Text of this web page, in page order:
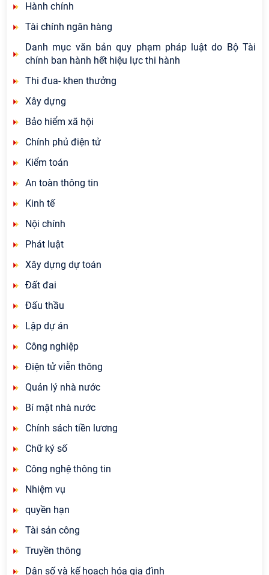
Hành chính
Tài chính ngân hàng
Danh mục văn bản quy phạm pháp luật do Bộ Tài
chính ban hành hết hiệu lực thi hành
Thi đua- khen thưởng
Xây dựng
Bảo hiểm xã hội
Chính phủ điện tử
Kiểm toán
An toàn thông tin
Kinh tế
Nội chính
Phát luật
Xây dựng dự toán
Đất đai
Đấu thầu
Lập dự án
Công nghiệp
Điện tử viễn thông
Quản lý nhà nước
Bí mật nhà nước
Chính sách tiền lương
Chữ ký số
Công nghệ thông tin
Nhiệm vụ
quyền hạn
Tài sản công
Truyền thông
Dân số và kế hoạch hóa gia đình